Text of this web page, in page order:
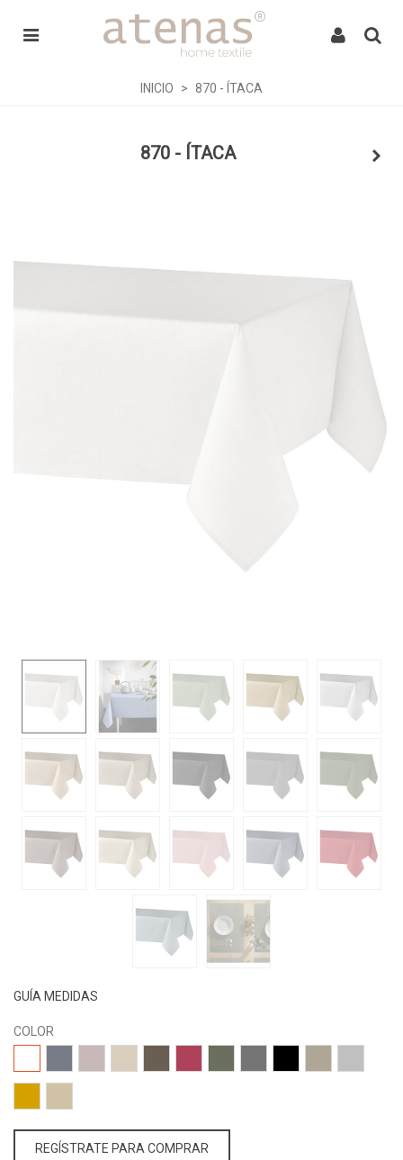
INICIO > 870 - ÍTACA
870 - ÍTACA
GUÍA MEDIDAS
COLOR
BLANCOJEANSCLAVELNATURAL
CAFE GRANABOTELLAANTRACITA
NEGROVISONPLATA
DORADOARENA
REGÍSTRATE PARA COMPRAR